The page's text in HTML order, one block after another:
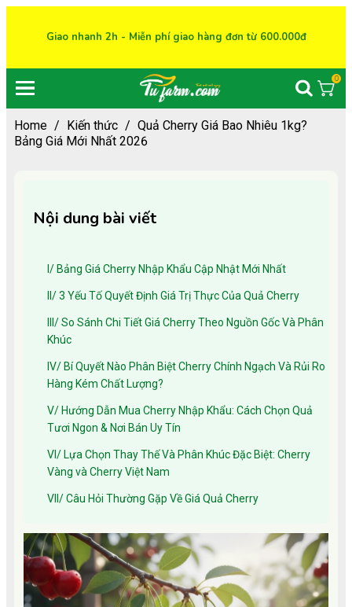
Giao nhanh 2h - Miễn phí giao hàng đơn từ 600.000đ
0
Home / Kiến thức / Quả Cherry Giá Bao Nhiêu 1kg?
Bảng Giá Mới Nhất 2026
Nội dung bài viết
I/ Bảng Giá Cherry Nhập Khẩu Cập Nhật Mới Nhất
II/ 3 Yếu Tố Quyết Định Giá Trị Thực Của Quả Cherry
III/ So Sánh Chi Tiết Giá Cherry Theo Nguồn Gốc Và Phân
Khúc
IV/ Bí Quyết Nào Phân Biệt Cherry Chính Ngạch Và Rủi Ro
Hàng Kém Chất Lượng?
V/ Hướng Dẫn Mua Cherry Nhập Khẩu: Cách Chọn Quả
Tươi Ngon & Nơi Bán Uy Tín
VI/ Lựa Chọn Thay Thế Và Phân Khúc Đặc Biệt: Cherry
Vàng và Cherry Việt Nam
VII/ Câu Hỏi Thường Gặp Về Giá Quả Cherry